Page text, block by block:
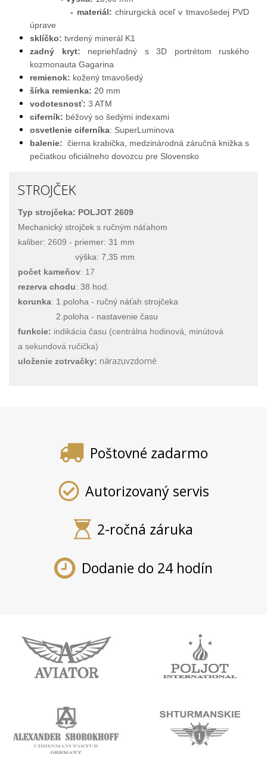
- materiál: chirurgická oceľ v tmavošedej PVD
úprave
sklíčko: tvrdený minerál K1
zadný kryt: nepriehľadný s 3D portrétom ruského
kozmonauta Gagarina
remienok: kožený tmavošedý
šírka remienka: 20 mm
vodotesnosť: 3 ATM
ciferník: béžový so šedými indexami
osvetlenie ciferníka: SuperLuminova
balenie: čierna krabička, medzinárodná záručná knižka s
pečiatkou oficiálneho dovozcu pre Slovensko
STROJČEK
Typ strojčeka: POLJOT 2609
Mechanický strojček s ručným náťahom
kaliber: 2609 - priemer: 31 mm
výška: 7,35 mm
počet kameňov: 17
rezerva chodu: 38 hod.
korunka: 1.poloha - ručný náťah strojčeka
2.poloha - nastavenie času
funkcie: indikácia času (centrálna hodinová, minútová
a sekundová ručička)
uloženie zotrvačky: nárazuvzdorné
Poštovné zadarmo
Autorizovaný servis
2-ročná záruka
Dodanie do 24 hodín